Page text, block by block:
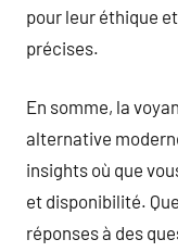
pour leur éthique
précises.
En somme, la
alternative
insights où que
et disponibilité.
réponses à des